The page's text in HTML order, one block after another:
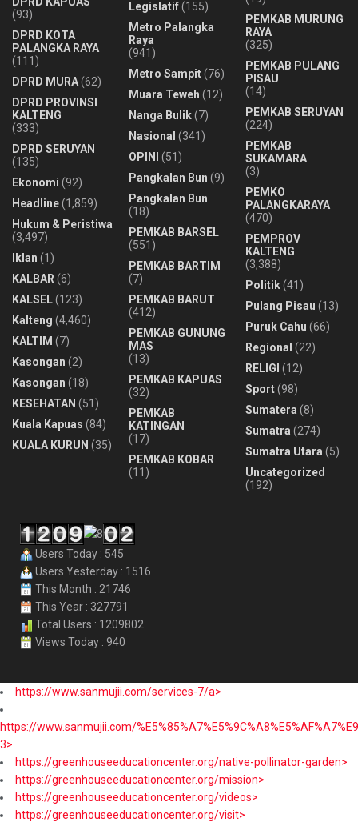
(93)
DPRD KOTA
PALANGKA RAYA
(111)
DPRD MURA(62)
DPRD PROVINSI
KALTENG
(333)
DPRD SERUYAN
(135)
Ekonomi (92)
Headline(1,859)
Hukum & Peristiwa
(3,497)
Iklan (1)
KALBAR (6)
KALSEL(123)
Kalteng (4,460)
KALTIM (7)
Kasongan (2)
Kasongan (18)
KESEHATAN (51)
Kuala Kapuas (84)
KUALA KURUN (35)
Legislatif(155)
Metro Palangka
Raya
(941)
Metro Sampit(76)
Muara Teweh (12)
Nanga Bulik(7)
Nasional (341)
OPINI
(51)
Pangkalan Bun (9)
Pangkalan Bun
(18)
PEMKAB BARSEL
(551)
PEMKAB BARTIM
(7)
PEMKAB BARUT
(412)
PEMKAB GUNUNG
MAS
(13)
PEMKAB KAPUAS
(32)
PEMKAB
KATINGAN
(17)
PEMKAB KOBAR
(11)
PEMKAB MURUNG
RAYA
(325)
PEMKAB PULANG
PISAU
(14)
PEMKAB SERUYAN
(224)
PEMKAB
SUKAMARA
(3)
PEMKO
PALANGKARAYA
(470)
PEMPROV
KALTENG
(3,388)
Politik(41)
Pulang Pisau (13)
Puruk Cahu (66)
Regional (22)
RELIGI (12)
Sport(98)
Sumatera (8)
Sumatra (274)
Sumatra Utara (5)
Uncategorized
(192)
Users Today : 545
Users Yesterday : 1516
This Month : 21746
This Year : 327791
Total Users : 1209802
Views Today : 940
https://www.sanmujii.com/services-7/a>
https://www.sanmujii.com/
3>
https://greenhouseeducationcenter.org/native-pollinator-garden>
https://greenhouseeducationcenter.org/mission>
https://greenhouseeducationcenter.org/videos>
https://greenhouseeducationcenter.org/visit>